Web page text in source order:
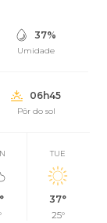
37%
Umidade
06h45
Pôr do sol
TUE
37°
25°